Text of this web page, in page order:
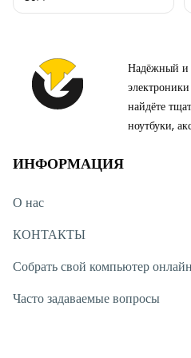
Надёжный и
найдёте
ноутбуки,
ИНФОРМАЦИЯ
О нас
КОНТАКТЫ
Собрать свой компьютер
Часто задаваемые вопросы